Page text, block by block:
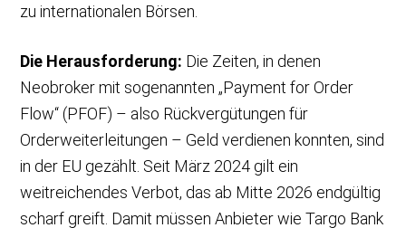
zu internationalen Börsen.
Die Herausforderung: Die Zeiten, in denen
Neobroker mit sogenannten „Payment for Order
Flow“ (PFOF) – also Rückvergütungen für
Orderweiterleitungen – Geld verdienen konnten, sind
in der EU gezählt. Seit März 2024 gilt ein
weitreichendes Verbot, das ab Mitte 2026 endgültig
scharf greift. Damit müssen Anbieter wie Targo Bank